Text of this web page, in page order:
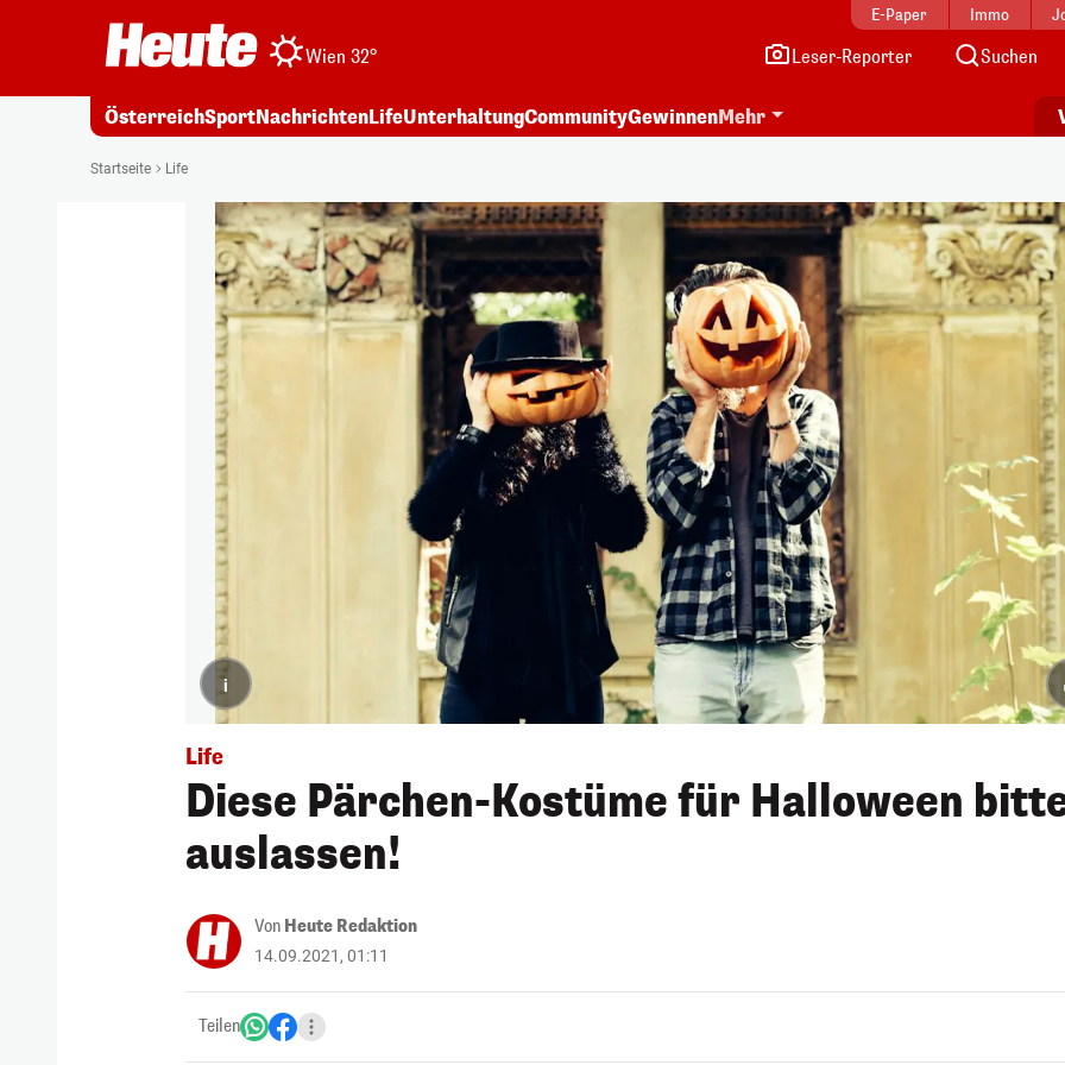
E-Paper Immo
Wien 32° Leser-Reporter Suchen
ÖsterreichSportNachrichtenLifeUnterhaltungCommunityGewinnenMehr
Startseite Life
i
Life
Diese Pärchen-Kostüme für Halloween
auslassen!
Von Heute Redaktion
14.09.2021, 01:11
Teilen